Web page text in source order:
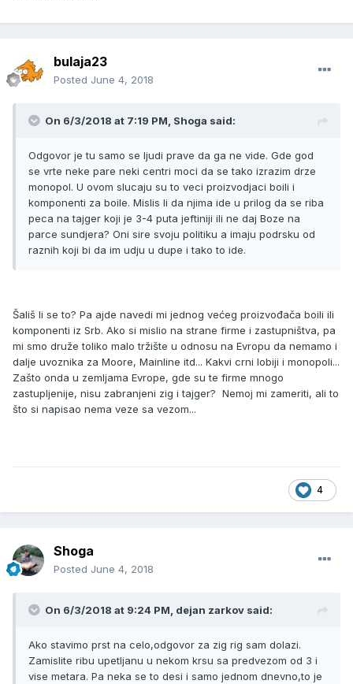
bulaja23
Posted June 4, 2018
On 6/3/2018 at 7:19 PM, Shoga said:
Odgovor je tu samo se ljudi prave da ga ne vide. Gde god
se vrte neke pare neki centri moci da se tako izrazim drze
monopol. U ovom slucaju su to veci proizvodjaci boili i
komponenti za boile. Mislis li da njima ide u prilog da se riba
peca na tajger koji je 3-4 puta jeftiniji ili ne daj Boze na
parce sundjera? Oni sire svoju politiku a imaju podrsku od
raznih koji bi da im udju u dupe i tako to ide.
Šališ li se to? Pa ajde navedi mi jednog većeg proizvođača boili ili
komponenti iz Srb. Ako si mislio na strane firme i zastupništva, pa
mi smo druže toliko malo tržište u odnosu na Evropu da nemamo i
dalje uvoznika za Moore, Mainline itd... Kakvi crni lobiji i monopoli...
Zašto onda u zemljama Evrope, gde su te firme mnogo
zastupljenije, nisu zabranjeni zig i tajger? Nemoj mi zameriti, ali to
što si napisao nema veze sa vezom...
4
Shoga
Posted June 4, 2018
On 6/3/2018 at 9:24 PM, dejan zarkov said:
Ako stavimo prst na celo,odgovor za zig rig sam dolazi.
Zamislite ribu upetljanu u nekom krsu sa predvezom od 3 i
vise metara. Pa neka se to desi i samo jednom dnevno,to je